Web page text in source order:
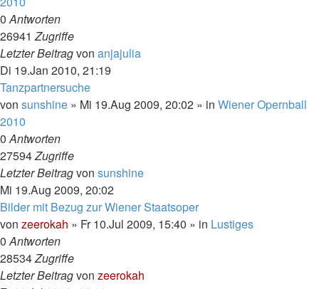
0Antworten
26941Zugriffe
Letzter Beitragvon anjajulia
Di 19.Jan 2010, 21:19
Tanzpartnersuche
von sunshine » Mi 19.Aug 2009, 20:02 » in Wiener Opernball
2010
0Antworten
27594Zugriffe
Letzter Beitragvon sunshine
Mi 19.Aug 2009, 20:02
Bilder mit Bezug zur Wiener Staatsoper
von zeerokah » Fr 10.Jul 2009, 15:40 » in Lustiges
0Antworten
28534Zugriffe
Letzter Beitragvon zeerokah